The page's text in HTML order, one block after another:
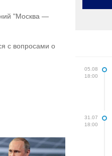
"Москва —
с вопросами о
05.08
18:00
31.07
18:00